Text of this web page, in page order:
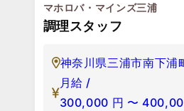
マホロバ・マインズ三浦
調理スタッフ
神奈川県三浦市南下浦
月給 /
300,000 円 〜